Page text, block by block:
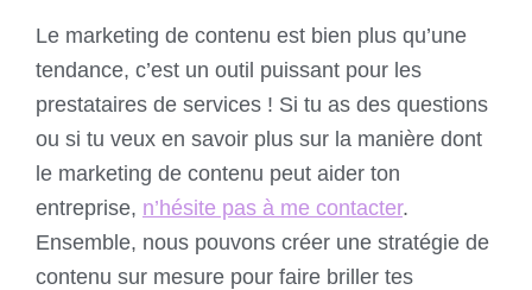
Le marketing de contenu est bien plus qu’une
tendance, c’est un outil puissant pour les
prestataires de services ! Si tu as des questions
ou si tu veux en savoir plus sur la manière dont
le marketing de contenu peut aider ton
entreprise, n’hésite pas à me contacter.
Ensemble, nous pouvons créer une stratégie de
contenu sur mesure pour faire briller tes